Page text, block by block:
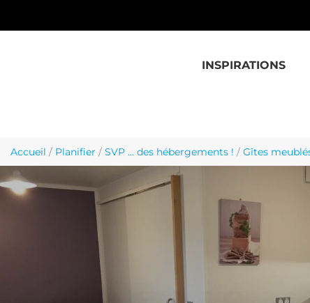
INSPIRATIONS
Accueil / Planifier / SVP ... des hébergements ! / Gîtes